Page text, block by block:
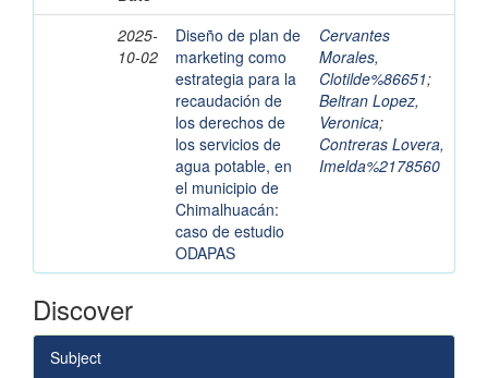
2025-
10-02
Diseño de plan de
marketing como
estrategia para la
recaudación de
los derechos de
los servicios de
agua potable, en
el municipio de
Chimalhuacán:
caso de estudio
ODAPAS
Cervantes
Morales,
Clotilde%86651;
Beltran Lopez,
Veronica;
Contreras Lovera,
Imelda%2178560
Discover
Subject